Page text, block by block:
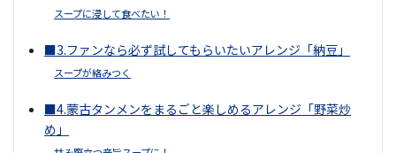
スープに浸して食べたい！
■3.ファンなら必ず試してもらいたいアレンジ「納豆」
スープが絡みつく
■4.蒙古タンメンをまるごと楽しめるアレンジ「野菜炒
め」